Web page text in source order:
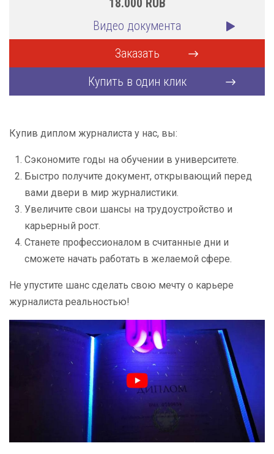
18.000 RUB
Видео документа
Заказать
Купить в один клик
Купив диплом журналиста у нас, вы:
Сэкономите годы на обучении в университете.
Быстро получите документ, открывающий перед
вами двери в мир журналистики.
Увеличите свои шансы на трудоустройство и
карьерный рост.
Станете профессионалом в считанные дни и
сможете начать работать в желаемой сфере.
Не упустите шанс сделать свою мечту о карьере
журналиста реальностью!